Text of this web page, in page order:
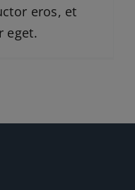
eros, et
eget.